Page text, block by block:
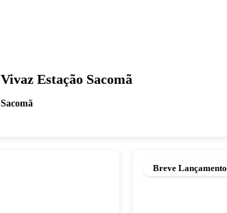
Vivaz Estação Sacomã
Sacomã
Breve Lançamento